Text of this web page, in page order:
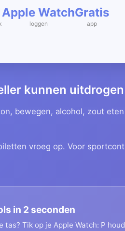
Apple Watch
loggen
Gratis
app
kunnen uitdrogen
bewegen, alcohol, zout
vroeg op. Voor
in 2 seconden
tas? Tik op je Apple Watch: P